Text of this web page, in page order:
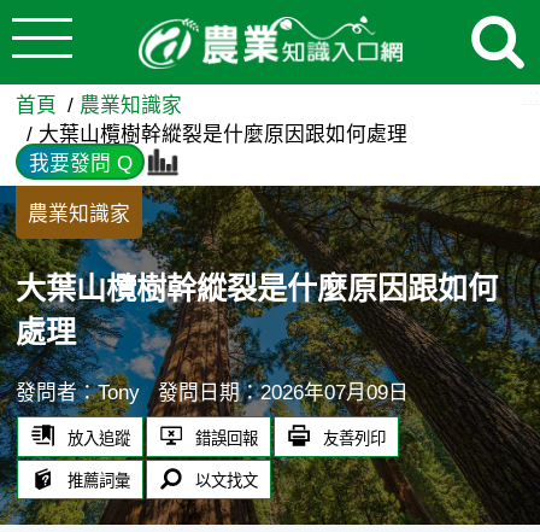
跳到主要內容
大葉山欖樹幹縱裂是什麼原
首頁
農業知識家
大葉山欖樹幹縱裂是什麼原因跟如何處理
我要發問 Q
農業知識家
大葉山欖樹幹縱裂是什麼原因跟如何
處理
發問者：Tony 發問日期：2026年07月09日
放入追蹤 錯誤回報 友善列印
推薦詞彙 以文找文